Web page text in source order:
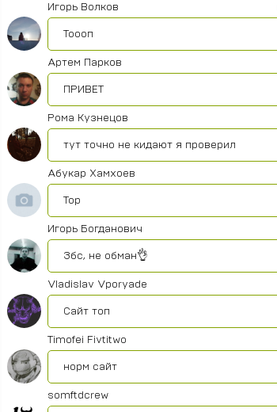
Игорь Волков
Тоооп
Артем Парков
ПРИВЕТ
Рома Кузнецов
тут точно не кидают я проверил
Абукар Хамхоев
Top
Игорь Богданович
Збс, не обман👌
Vladislav Vporyade
Сайт топ
Timofei Fivtitwo
норм сайт
somftdcrew